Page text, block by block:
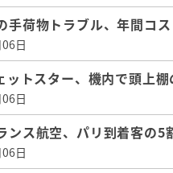
手荷物トラブル、年間コ
日
ットスター、機内で頭上
日
ンス航空、パリ到着客の
日